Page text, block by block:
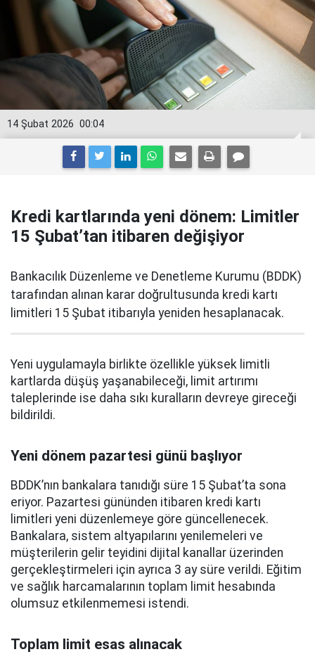
00:04
14 Şubat 2026
Kredi kartlarında yeni dönem: Limitler
15 Şubat’tan itibaren değişiyor
Bankacılık Düzenleme ve Denetleme Kurumu (BDDK)
tarafından alınan karar doğrultusunda kredi kartı
limitleri 15 Şubat itibarıyla yeniden hesaplanacak.
Yeni uygulamayla birlikte özellikle yüksek limitli
kartlarda düşüş yaşanabileceği, limit artırımı
taleplerinde ise daha sıkı kuralların devreye gireceği
bildirildi.
Yeni dönem pazartesi günü başlıyor
BDDK’nın bankalara tanıdığı süre 15 Şubat’ta sona
eriyor. Pazartesi gününden itibaren kredi kartı
limitleri yeni düzenlemeye göre güncellenecek.
Bankalara, sistem altyapılarını yenilemeleri ve
müşterilerin gelir teyidini dijital kanallar üzerinden
gerçekleştirmeleri için ayrıca 3 ay süre verildi. Eğitim
ve sağlık harcamalarının toplam limit hesabında
olumsuz etkilenmemesi istendi.
Toplam limit esas alınacak